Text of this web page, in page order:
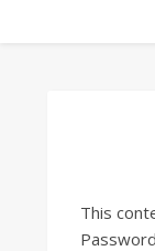
This